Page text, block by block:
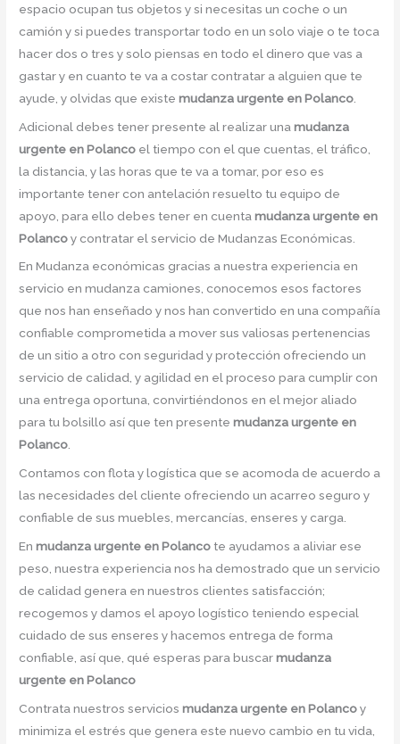
espacio ocupan tus objetos y si necesitas un coche o un
camión y si puedes transportar todo en un solo viaje o te toca
hacer dos o tres y solo piensas en todo el dinero que vas a
gastar y en cuanto te va a costar contratar a alguien que te
ayude, y olvidas que existemudanza urgente en Polanco
Adicional debes tener presente al realizar unamudanza
urgente en Polanco el tiempo con el que cuentas, el tráfico,
la distancia, y las horas que te va a tomar, por eso es
importante tener con antelación resuelto tu equipo de
apoyo, para ello debes tener en cuentamudanza urgente en
Polancoy contratar el servicio de Mudanzas Económicas.
En Mudanza económicas gracias a nuestra experiencia en
servicio en mudanza camiones, conocemos esos factores
que nos han enseñado y nos han convertido en una compañía
confiable comprometida a mover sus valiosas pertenencias
de un sitio a otro con seguridad y protección ofreciendo un
servicio de calidad, y agilidad en el proceso para cumplir con
una entrega oportuna, convirtiéndonos en el mejor aliado
para tu bolsillo así que ten presentemudanza urgente en
Polanco.
Contamos con flota y logística que se acomoda de acuerdo a
las necesidades del cliente ofreciendo un acarreo seguro y
confiable de sus muebles, mercancías, enseres y carga.
Enmudanza urgente en Polanco te ayudamos a aliviar ese
peso, nuestra experiencia nos ha demostrado que un servicio
de calidad genera en nuestros clientes satisfacción;
recogemos y damos el apoyo logístico teniendo especial
cuidado de sus enseres y hacemos entrega de forma
confiable, así que, qué esperas para buscarmudanza
urgente en Polanco
Contrata nuestros serviciosmudanza urgente en Polancoy
minimiza el estrés que genera este nuevo cambio en tu vida,